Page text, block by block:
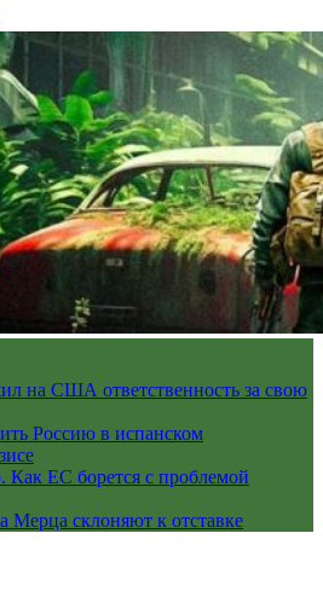
на США ответственность за свою
Россию в испанском
ЕС борется с проблемой
Мерца склоняют к отставке